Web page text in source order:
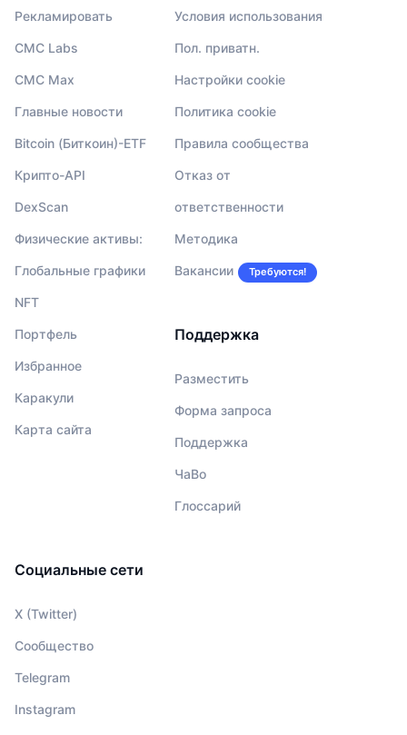
Рекламировать
CMC Labs
CMC Max
Главные новости
Bitcoin (Биткоин)-ETF
Крипто-API
DexScan
Физические активы:
Глобальные графики
NFT
Портфель
Избранное
Каракули
Карта сайта
Условия использования
Пол. приватн.
Настройки cookie
Политика cookie
Правила сообщества
Отказ от
ответственности
Методика
Вакансии Требуются!
Поддержка
Разместить
Форма запроса
Поддержка
ЧаВо
Глоссарий
Социальные сети
X (Twitter)
Сообщество
Telegram
Instagram